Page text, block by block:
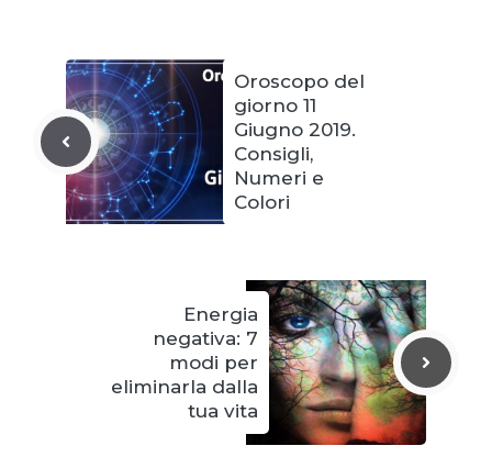
Oroscopo del
giorno 11
Giugno 2019.
Consigli,
Numeri e
Colori
Energia
negativa: 7
modi per
eliminarla dalla
tua vita